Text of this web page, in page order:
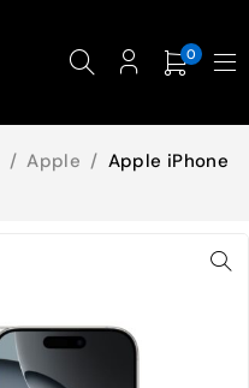
0
/ Apple / Apple iPhone